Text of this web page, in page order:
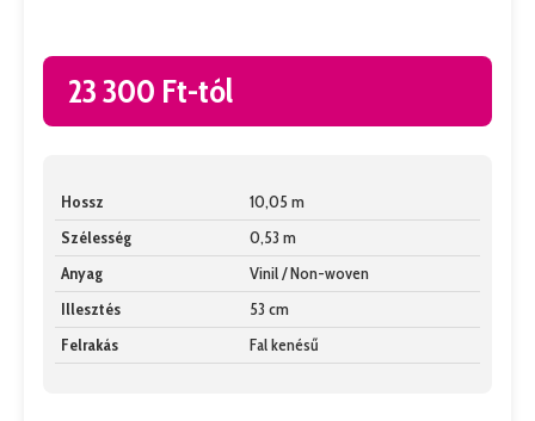
23 300 Ft-tól
Hossz
10,05 m
Szélesség
0,53 m
Anyag
Vinil / Non-woven
Illesztés
53 cm
Felrakás
Fal kenésű